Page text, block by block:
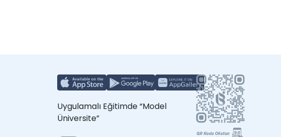
Uygulamalı Eğitimde “Model
Üniversite”